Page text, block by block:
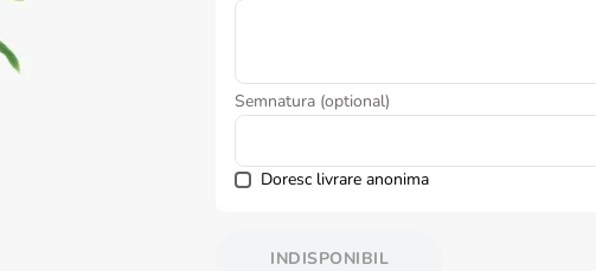
Semnatura (optional)
Doresc livrare anonima
INDISPONIBIL